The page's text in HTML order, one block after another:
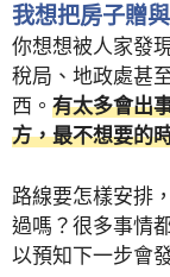
我想把房子贈
你想想被人家發
稅局、地政處甚
西。 有太多會出
方，最不想要的
路線要怎樣安排
過嗎？很多事情
以預知下一步會